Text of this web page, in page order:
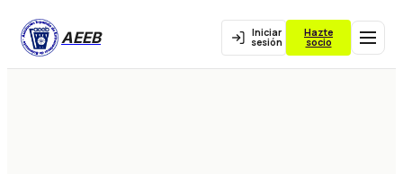
AEEB Iniciar
sesión
Hazte
socio